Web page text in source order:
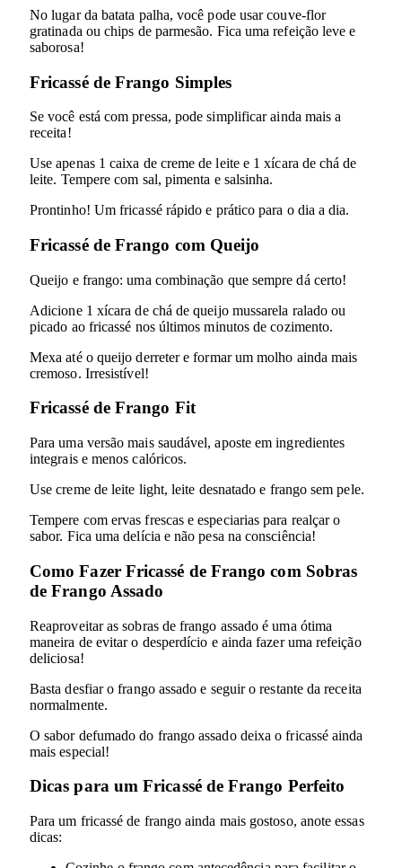
No lugar da batata palha, você pode usar couve-flor
gratinada ou chips de parmesão. Fica uma refeição leve e
saborosa!
Fricassé de Frango Simples
Se você está com pressa, pode simplificar ainda mais a
receita!
Use apenas 1 caixa de creme de leite e 1 xícara de chá de
leite. Tempere com sal, pimenta e salsinha.
Prontinho! Um fricassé rápido e prático para o dia a dia.
Fricassé de Frango com Queijo
Queijo e frango: uma combinação que sempre dá certo!
Adicione 1 xícara de chá de queijo mussarela ralado ou
picado ao fricassé nos últimos minutos de cozimento.
Mexa até o queijo derreter e formar um molho ainda mais
cremoso. Irresistível!
Fricassé de Frango Fit
Para uma versão mais saudável, aposte em ingredientes
integrais e menos calóricos.
Use creme de leite light, leite desnatado e frango sem pele.
Tempere com ervas frescas e especiarias para realçar o
sabor. Fica uma delícia e não pesa na consciência!
Como Fazer Fricassé de Frango com Sobras
de Frango Assado
Reaproveitar as sobras de frango assado é uma ótima
maneira de evitar o desperdício e ainda fazer uma refeição
deliciosa!
Basta desfiar o frango assado e seguir o restante da receita
normalmente.
O sabor defumado do frango assado deixa o fricassé ainda
mais especial!
Dicas para um Fricassé de Frango Perfeito
Para um fricassé de frango ainda mais gostoso, anote essas
dicas: